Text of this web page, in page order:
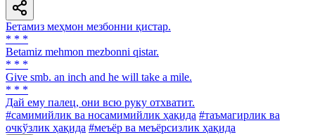
Бетамиз меҳмон мезбонни қистар.
* * *
Betamiz mehmon mezbonni qistar.
* * *
Give smb. an inch and he will take a mile.
* * *
Дай ему палец, они всю руку отхватит.
#самимийлик ва носамимийлик ҳақида #таъмагирлик ва
очкўзлик ҳақида #меъёр ва меъёрсизлик ҳақида